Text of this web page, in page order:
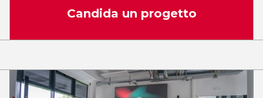
Candida un progetto